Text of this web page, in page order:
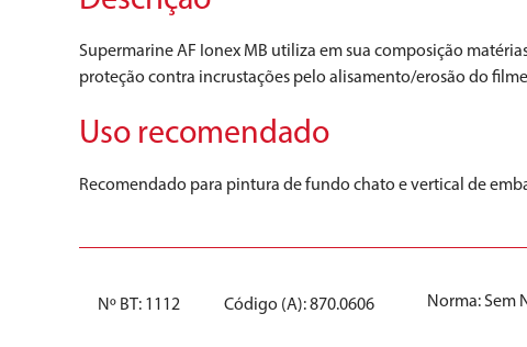
Supermarine AF Ionex MB utiliza em sua composição
proteção contra incrustações pelo alisamento/erosão do
Uso recomendado
Recomendado para pintura de fundo chato e vertical de
Nº BT: 1112 Código (A): 870.0606 Norma:Sem